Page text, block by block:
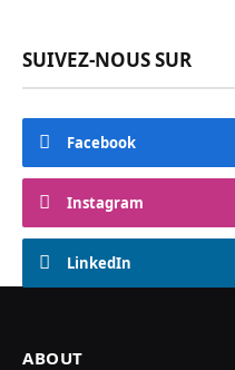
SUIVEZ-NOUS SUR
Facebook
Instagram
LinkedIn
ABOUT